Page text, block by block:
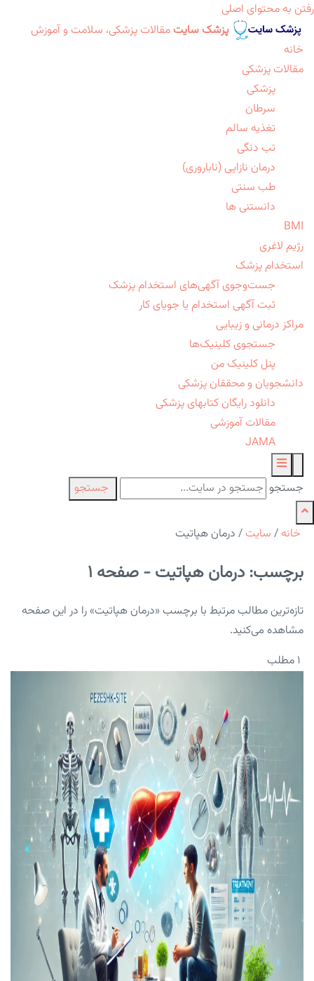
رفتن به محتوای اصلی
پزشک سایت مقالات پزشکی، سلامت و آموزش
خانه
مقالات پزشکی
پزشکی
سرطان
تغذیه سالم
تب دنگی
درمان نازایی (ناباروری)
طب سنتی
دانستنی ها
BMI
رژیم لاغری
استخدام پزشک
جست‌وجوی آگهی‌های استخدام پزشک
ثبت آگهی استخدام یا جویای کار
مراکز درمانی و زیبایی
جستجوی کلینیک‌ها
پنل کلینیک من
دانشجویان و محققان پزشکی
دانلود رایگان کتابهای پزشکی
مقالات آموزشی
JAMA
جستجو جستجو
خانه / سایت / درمان هپاتیت
برچسب: درمان هپاتیت - صفحه 1
تازه‌ترین مطالب مرتبط با برچسب «درمان هپاتیت» را در این صفحه
مشاهده می‌کنید.
۱ مطلب